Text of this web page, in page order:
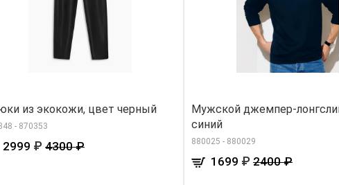
из экокожи, цвет черный
- 870353
2999 ₽ 4300 ₽
Мужской джемпер-
синий
880025 - 880029
1699 ₽ 2400 ₽